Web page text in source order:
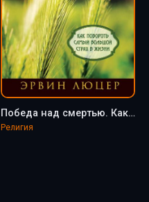
Победа над смертью. Как побороть самый большой страх в жизни - Эрвин Люцер
Религия